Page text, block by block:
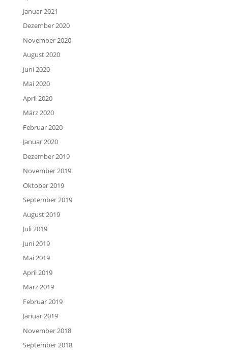
Januar 2021
Dezember 2020
November 2020
August 2020
Juni 2020
Mai 2020
April 2020
März 2020
Februar 2020
Januar 2020
Dezember 2019
November 2019
Oktober 2019
September 2019
August 2019
Juli 2019
Juni 2019
Mai 2019
April 2019
März 2019
Februar 2019
Januar 2019
November 2018
September 2018